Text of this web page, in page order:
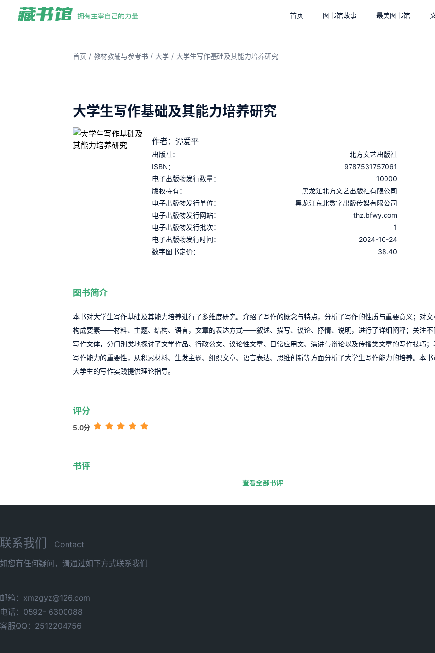
首页 图书馆故事 最美图书馆
首页 / 教材教辅与参考书 / 大学 / 大学生写作基础及其能力培养研究
大学生写作基础及其能力培养研究
作者：谭爱平
出版社：
北方文艺出版社
ISBN：
9787531757061
电子出版物发行数量：
10000
版权持有：
黑龙江北方文艺出版社有限公司
电子出版物发行单位：
黑龙江东北数字出版传媒有限公司
电子出版物发行网站：
thz.bfwy.com
电子出版物发行批次：
1
电子出版物发行时间：
2024-10-24
数字图书定价：
38.40
图书简介
本书对大学生写作基础及其能力培养进行了多维度研究。介绍了写作的概念与特点，分析了写作的性质与重要意义；对文
构成要素——材料、主题、结构、语言，文章的表达方式——叙述、描写、议论、抒情、说明，进行了详细阐释；关注不
写作文体，分门别类地探讨了文学作品、行政公文、议论性文章、日常应用文、演讲与辩论以及传播类文章的写作技巧；
写作能力的重要性，从积累材料、生发主题、组织文章、语言表达、思维创新等方面分析了大学生写作能力的培养。本书
大学生的写作实践提供理论指导。
评分
5.0分
书评
查看全部书评
联系我们
Contact
如您有任何疑问，请通过如下方式联系我们
邮箱：xmzgyz@126.com
电话：0592- 6300088
客服QQ：2512204756